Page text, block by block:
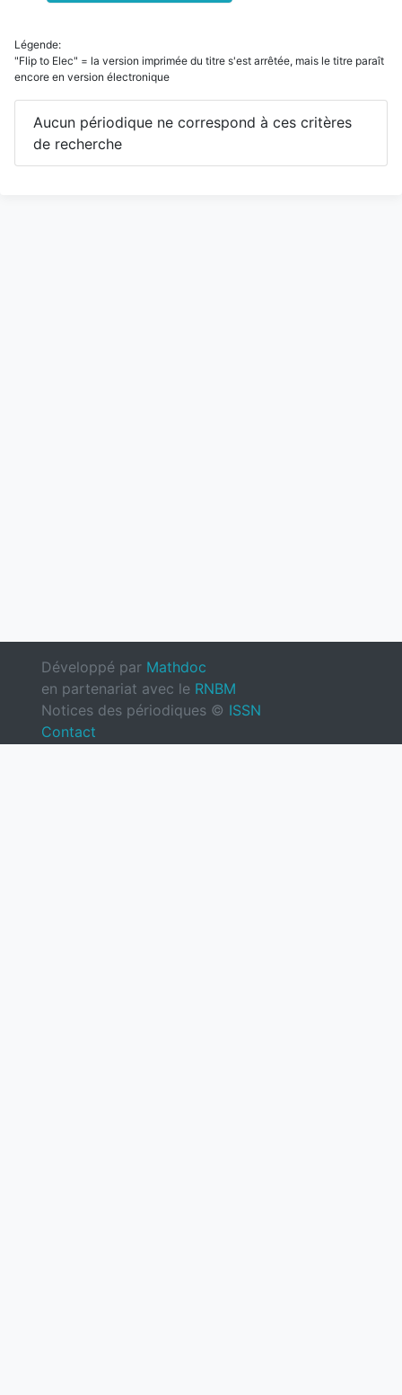
Légende:
"Flip to Elec" = la version imprimée du titre s'est arrêtée, mais le titre paraît
encore en version électronique
Aucun périodique ne correspond à ces critères
de recherche
Développé par Mathdoc
en partenariat avec le RNBM
Notices des périodiques © ISSN
Contact